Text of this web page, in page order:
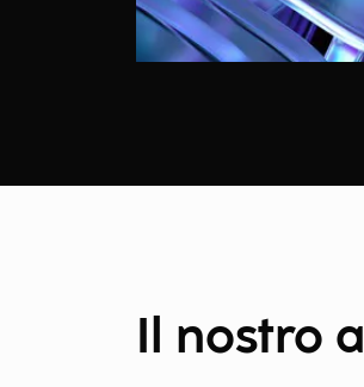
Il nostro